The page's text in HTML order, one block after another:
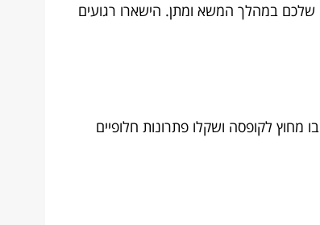
שלכם במהלך המשא ומתן. הישארו רגועים
מחוץ לקופסה ושקלו פתרונות חלופיים